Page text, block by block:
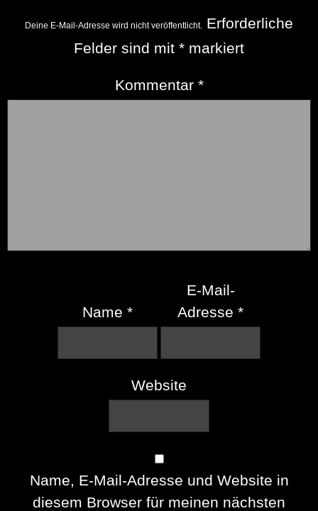
Deine E-Mail-Adresse wird nicht veröffentlicht. Erforderliche
Felder sind mit * markiert
Kommentar *
Name *
E-Mail-
Adresse*
Website
Name, E-Mail-Adresse und Website in
diesem Browser für meinen nächsten